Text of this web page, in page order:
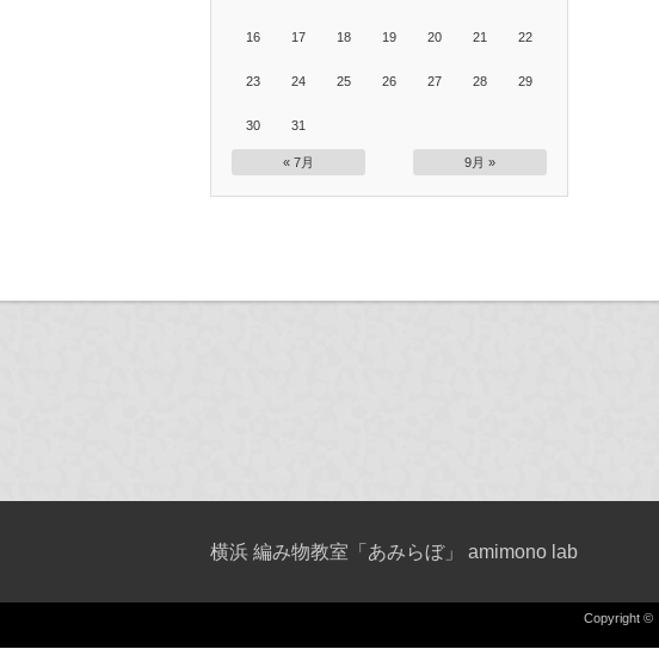
16 17 18 19 20 21 22
23 24 25 26 27 28 29
30 31
« 7月 9月 »
横浜 編み物教室「あみらぼ」 amimono lab
Copyright ©